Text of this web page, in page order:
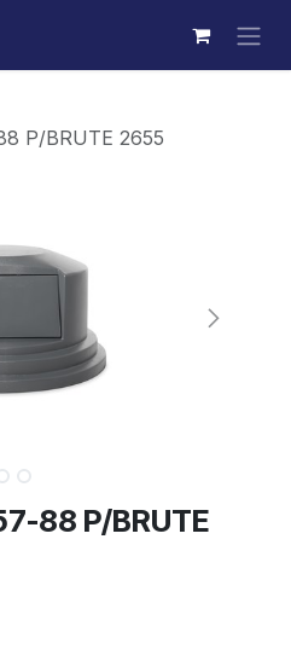
P/BRUTE 2655
88 P/BRUTE